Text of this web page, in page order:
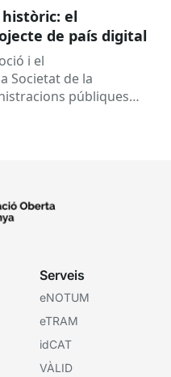
històric: el
de país digital
i el
Societat de la
públiques
Serveis
eNOTUM
eTRAM
idCAT
VÀLID